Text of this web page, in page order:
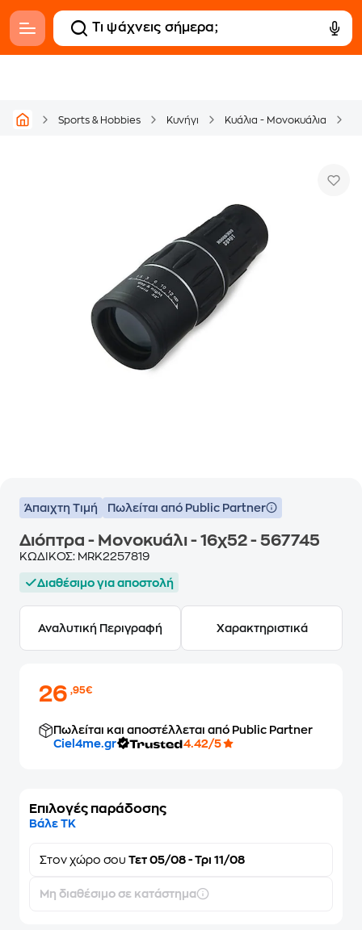
Sports & Hobbies Κυνήγι Κυάλια - Μονοκυάλια
Άπαιχτη Τιμή Πωλείται από Public Partner
Διόπτρα - Μονοκυάλι - 16χ52 - 567745
ΚΩΔΙΚΟΣ: MRK2257819
Διαθέσιμο για αποστολή
Αναλυτική Περιγραφή Χαρακτηριστικά
26,95€
Πωλείται και αποστέλλεται από Public Partner
Ciel4me.gr
4.42/5
Επιλογές παράδοσης
Βάλε ΤΚ
Στον χώρο σου Τετ 05/08 - Τρι 11/08
Μη διαθέσιμο σε κατάστημα